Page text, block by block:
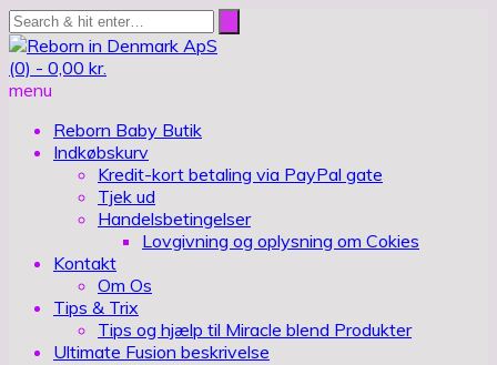
(0) - 0,00 kr.
menu
Reborn Baby Butik
Indkøbskurv
Kredit-kort betaling via PayPal gate
Tjek ud
Handelsbetingelser
Lovgivning og oplysning om Cokies
Kontakt
Om Os
Tips & Trix
Tips og hjælp til Miracle blend Produkter
Ultimate Fusion beskrivelse